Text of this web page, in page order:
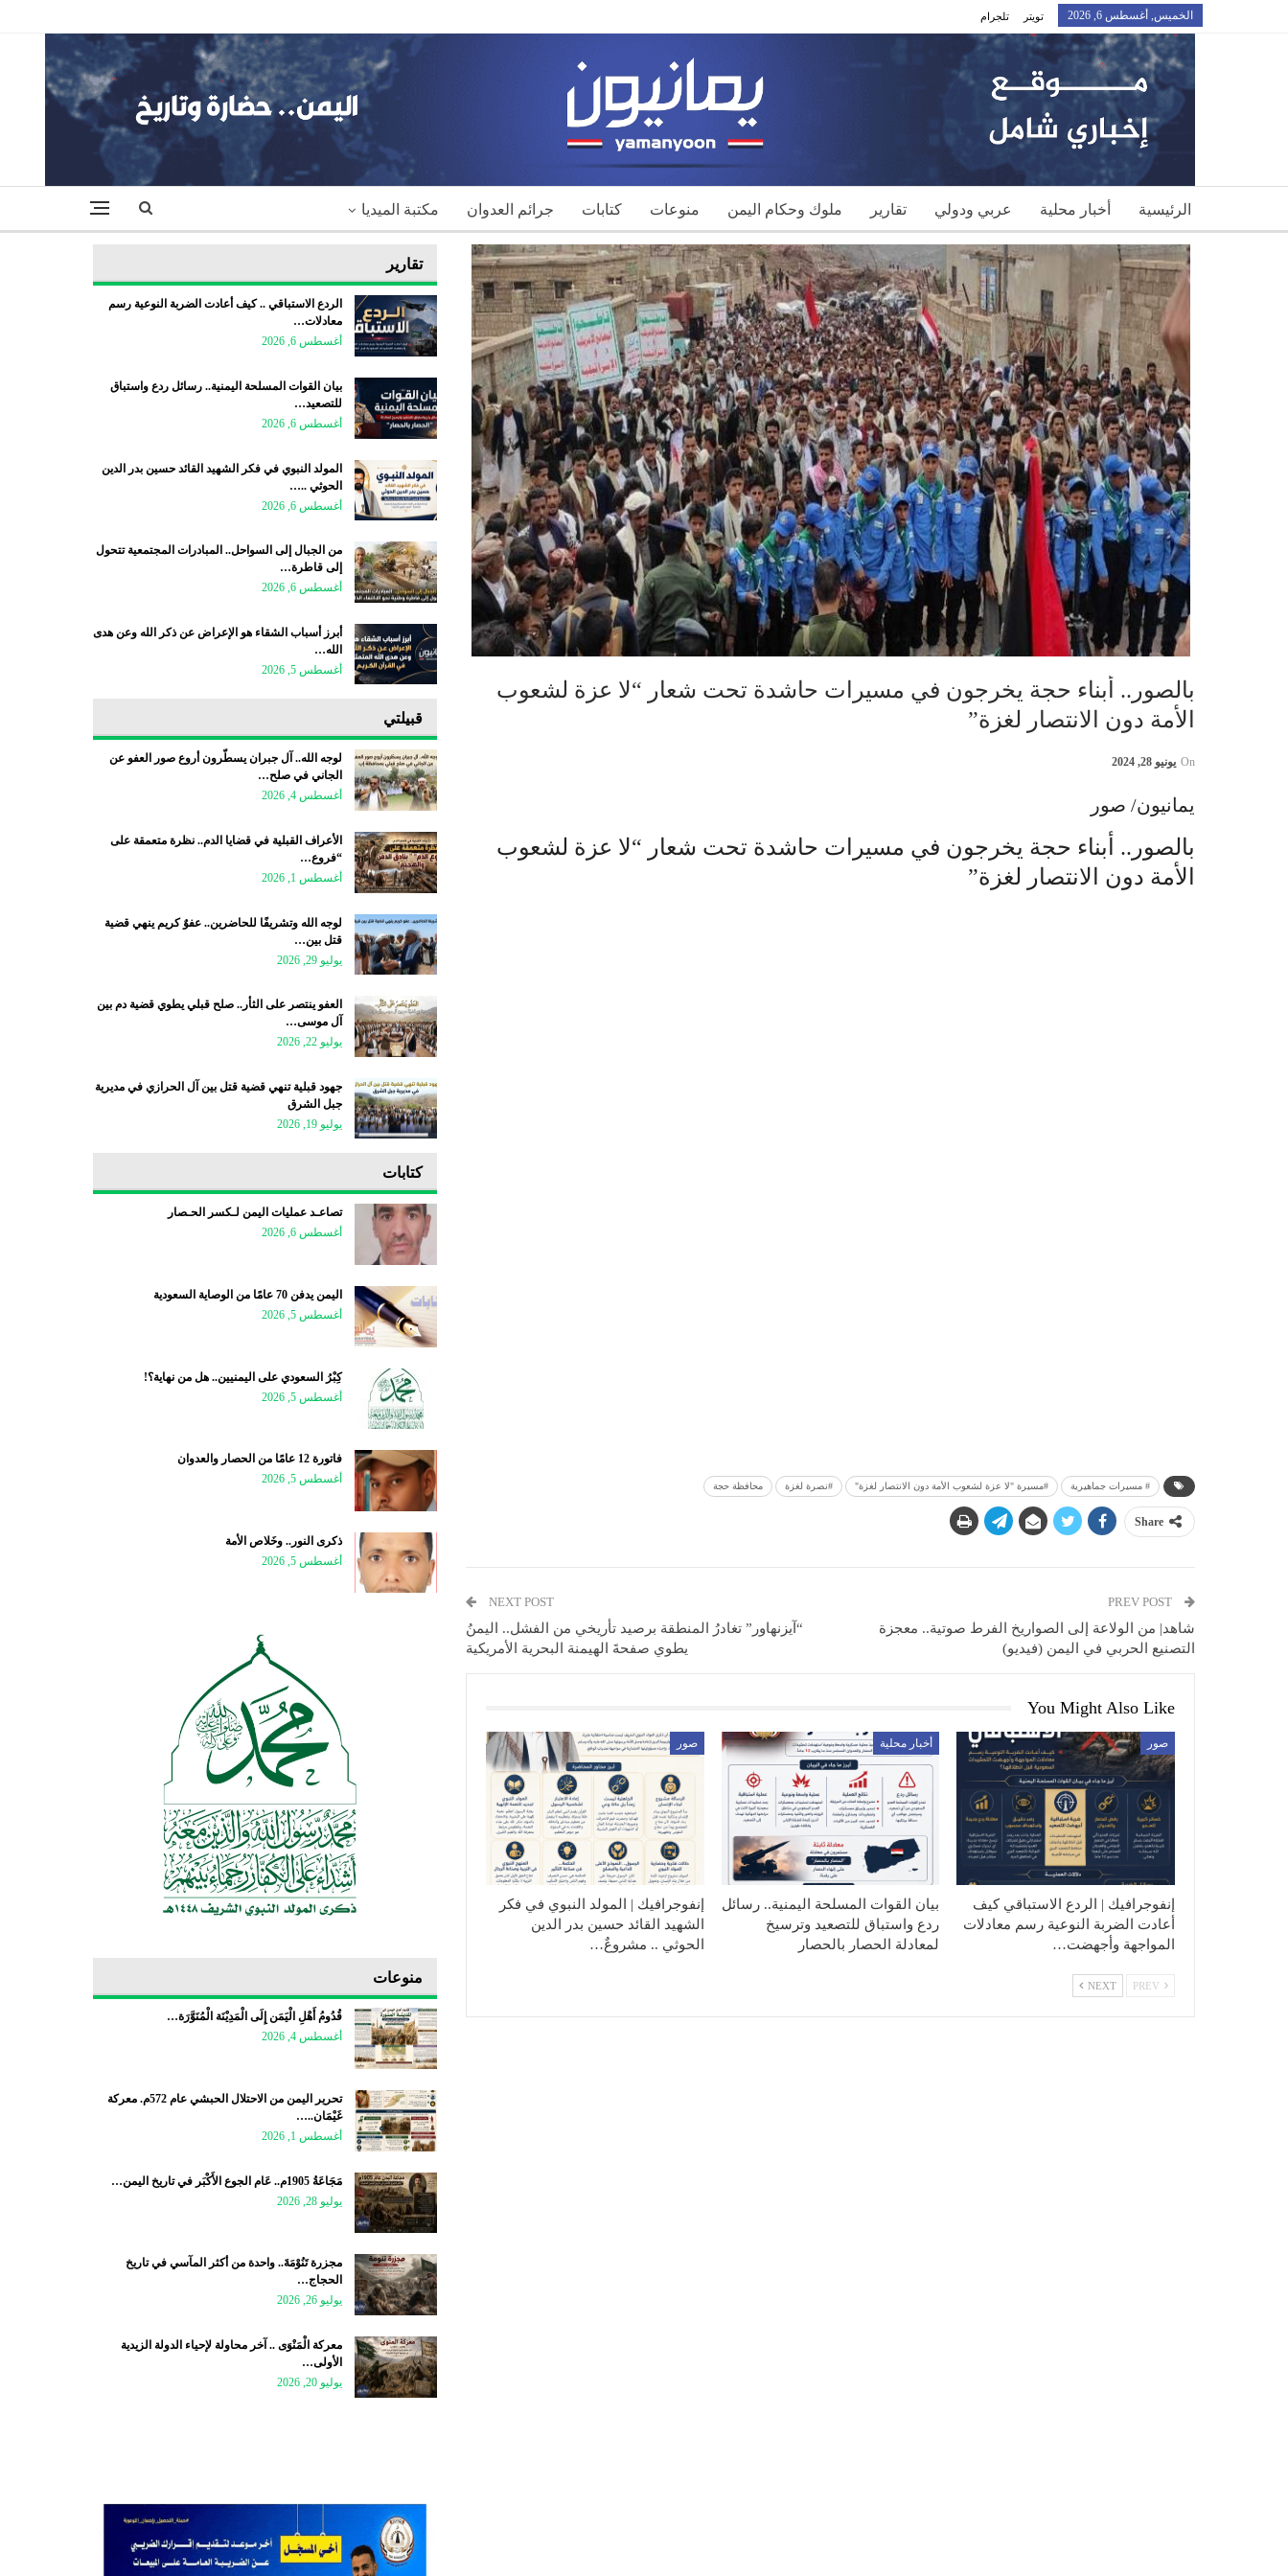
الخميس, أغسطس 6, 2026 تويتر تلجرام
الرئيسية أخبار محلية عربي ودولي تقارير ملوك وحكام اليمن منوعات كتابات جرائم العدوان مكتبة الميديا
بالصور.. أبناء حجة يخرجون في مسيرات حاشدة تحت شعار “لا عزة لشعوب
الأمة دون الانتصار لغزة”
On يونيو 28, 2024
يمانيون/ صور
بالصور.. أبناء حجة يخرجون في مسيرات حاشدة تحت شعار “لا عزة لشعوب
الأمة دون الانتصار لغزة”
# مسيرات جماهيرية #مسيرة "لا عزة لشعوب الأمة دون الانتصار لغزة" #نصرة لغزة محافظة حجة
Share
شاهد| من الولاعة إلى الصواريخ الفرط صوتية.. معجزة
التصنيع الحربي في اليمن (فيديو)
NEXT POST
“آيزنهاور” تغادرُ المنطقة برصيد تأريخي من الفشل.. اليمنُ
يطوي صفحةَ الهيمنة البحرية الأمريكية
You Might Also Like
صور
إنفوجرافيك | الردع الاستباقي كيف
أعادت الضربة النوعية رسم معادلات
المواجهة وأجهضت…
أخبار محلية
بيان القوات المسلحة اليمنية.. رسائل
ردع واستباق للتصعيد وترسيخ
لمعادلة الحصار بالحصار
صور
إنفوجرافيك | المولد النبوي في فكر
الشهيد القائد حسين بدر الدين
الحوثي .. مشروعٌ…
NEXT
تقارير
الردع الاستباقي .. كيف أعادت الضربة النوعية رسم
معادلات…
أغسطس 6, 2026
بيان القوات المسلحة اليمنية.. رسائل ردع واستباق
للتصعيد…
أغسطس 6, 2026
المولد النبوي في فكر الشهيد القائد حسين بدر الدين
الحوثي ..…
أغسطس 6, 2026
من الجبال إلى السواحل.. المبادرات المجتمعية تتحول
إلى قاطرة…
أغسطس 6, 2026
أبرز أسباب الشقاء هو الإعراض عن ذكر الله وعن هدى
الله…
أغسطس 5, 2026
قبيلتي
لوجه الله.. آل جبران يسطّرون أروع صور العفو عن
الجاني في صلح…
أغسطس 4, 2026
الأعراف القبلية في قضايا الدم.. نظرة متعمقة على
“فروع…
أغسطس 1, 2026
لوجه الله وتشريفًا للحاضرين.. عفوٌ كريم ينهي قضية
قتل بين…
يوليو 29, 2026
العفو ينتصر على الثأر.. صلح قبلي يطوي قضية دم بين
آل موسى…
يوليو 22, 2026
جهود قبلية تنهي قضية قتل بين آل الحرازي في مديرية
جبل الشرق
يوليو 19, 2026
كتابات
تصاعـد عمليات اليمن لـكسر الحـصار
أغسطس 6, 2026
اليمن يدفن 70 عامًا من الوصاية السعودية
أغسطس 5, 2026
كِبْرُ السعودي على اليمنيين.. هل من نهاية؟!
أغسطس 5, 2026
فاتورة 12 عامًا من الحصار والعدوان
أغسطس 5, 2026
ذكرى النور.. وخَلاص الأمة
أغسطس 5, 2026
منوعات
قُدُومُ أَهْلِ الْيَمَن إِلَى الْمَدِيْنَة الْمُنَوَّرَة…
أغسطس 4, 2026
تحرير اليمن من الاحتلال الحبشي عام 572م. معركة
غَيْمَان..…
أغسطس 1, 2026
مَجَاعَةُ 1905م.. عَام الجوع الأَكْبَر في تاريخ اليمن…
يوليو 28, 2026
مجزرة تَنُوْمَةَ.. واحدة من أكثر المآسي في تاريخ
الحجاج…
يوليو 26, 2026
معركة الْمَنْوَى .. آخر محاولة لإحياء الدولة الزيدية
الأولى…
يوليو 20, 2026